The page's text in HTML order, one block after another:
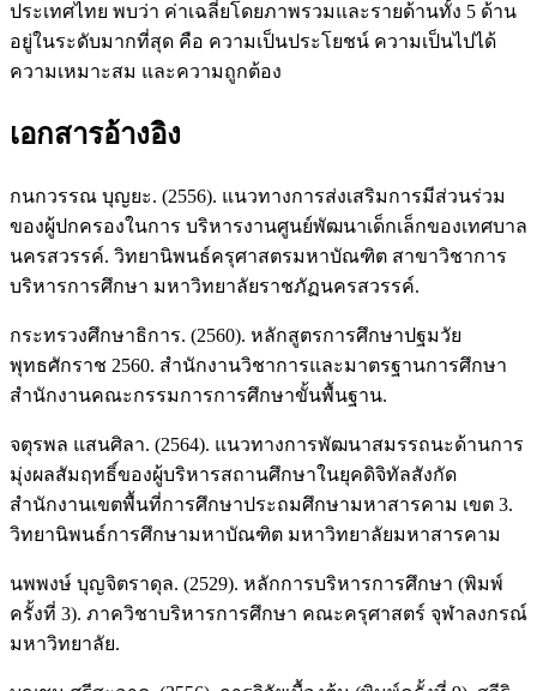
ประเทศไทย พบว่า ค่าเฉลี่ยโดยภาพรวมและรายด้านทั้ง 5 ด้าน
อยู่ในระดับมากที่สุด คือ ความเป็นประโยชน์ ความเป็นไปได้
ความเหมาะสม และความถูกต้อง
เอกสารอ้างอิง
กนกวรรณ บุญยะ. (2556). แนวทางการส่งเสริมการมีส่วนร่วม
ของผู้ปกครองในการ บริหารงานศูนย์พัฒนาเด็กเล็กของเทศบาล
นครสวรรค์. วิทยานิพนธ์ครุศาสตรมหาบัณฑิต สาขาวิชาการ
บริหารการศึกษา มหาวิทยาลัยราชภัฏนครสวรรค์.
กระทรวงศึกษาธิการ. (2560). หลักสูตรการศึกษาปฐมวัย
พุทธศักราช 2560. สำนักงานวิชาการและมาตรฐานการศึกษา
สำนักงานคณะกรรมการการศึกษาขั้นพื้นฐาน.
จตุรพล แสนศิลา. (2564). แนวทางการพัฒนาสมรรถนะด้านการ
มุ่งผลสัมฤทธิ์ของผู้บริหารสถานศึกษาในยุคดิจิทัลสังกัด
สำนักงานเขตพื้นที่การศึกษาประถมศึกษามหาสารคาม เขต 3.
วิทยานิพนธ์การศึกษามหาบัณฑิต มหาวิทยาลัยมหาสารคาม
นพพงษ์ บุญจิตราดุล. (2529). หลักการบริหารการศึกษา (พิมพ์
ครั้งที่ 3). ภาควิชาบริหารการศึกษา คณะครุศาสตร์ จุฬาลงกรณ์
มหาวิทยาลัย.